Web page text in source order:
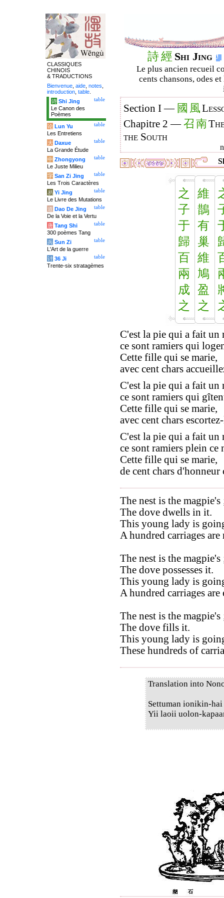
詩經 Shi Jing
Le plus ancien recueil
cents chansons, odes
Section I — 國 風
Chapitre 2 —召 南
the South
之
子
于
歸
百
兩
成
之
維
鵲
有
巢
維
鳩
盈
之
C'est la pie qui a fait un
ce sont ramiers qui
Cette fille qui se marie,
avec cent chars
C'est la pie qui a fait un
ce sont ramiers qui
Cette fille qui se marie,
avec cent chars
C'est la pie qui a fait un
ce sont ramiers plein ce
Cette fille qui se marie,
de cent chars
The nest is the magpie's
The dove dwells in it.
This young lady is
A hundred carriages are
The nest is the magpie's
The dove possesses it.
This young lady is
A hundred carriages are
The nest is the magpie's
The dove fills it.
This young lady is
These hundreds of
Translation into
Settuman ionikin-
Yii laoii uolon-
CLASSIQUES
CHINOIS
& TRADUCTIONS
Bienvenue aide notes
introduction table
table
诗 Shi Jing
Le Canon des
Poèmes
table
论 Lun Yu
Les Entretiens
table
大 Daxue
La Grande Étude
table
中 Zhongyong
Le Juste Milieu
table
字 San Zi Jing
Les Trois Caractères
table
易 Yi Jing
Le Livre des Mutations
table
道 Dao De Jing
De la Voie et la Vertu
table
唐 Tang Shi
300 poèmes Tang
table
兵 Sun Zi
L'Art de la guerre
table
计 36 Ji
Trente-six stratagèmes